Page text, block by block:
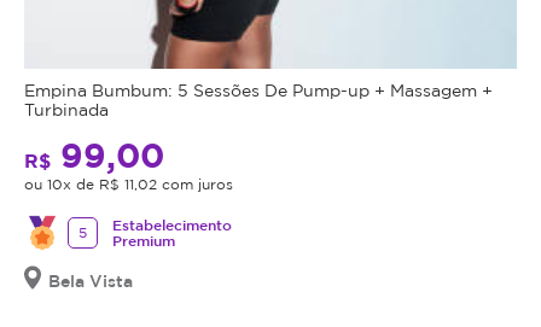
Empina Bumbum: 5 Sessões De Pump-up + Massagem +
Turbinada
R$ 99,00
ou 10x de R$ 11,02 com juros
5
Estabelecimento
Premium
Bela Vista